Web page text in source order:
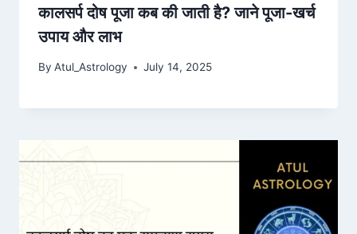
कालसर्प दोष पूजा कब की जाती है? जाने पूजा-खर्च
उपाय और लाभ
By Atul_Astrology July 14, 2025